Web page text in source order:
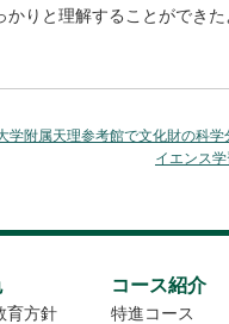
りと理解することができた
学附属天理参考館で文化財の科
イエンス学
育方針
コース紹介
特進コース